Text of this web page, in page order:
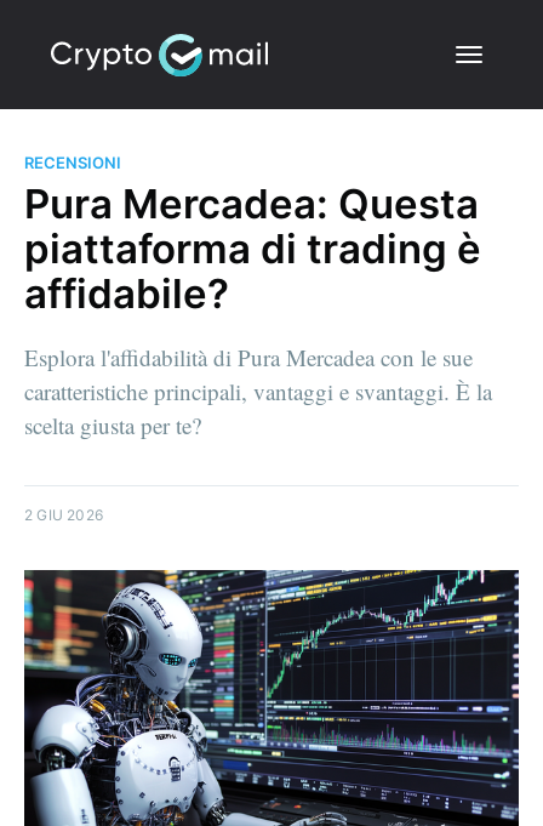
RECENSIONI
Pura Mercadea: Questa
piattaforma di trading è
affidabile?
Esplora l'affidabilità di Pura Mercadea con le sue
caratteristiche principali, vantaggi e svantaggi. È la
scelta giusta per te?
2 GIU 2026